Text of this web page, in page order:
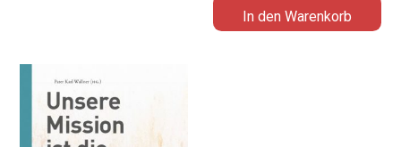
In den Warenkorb